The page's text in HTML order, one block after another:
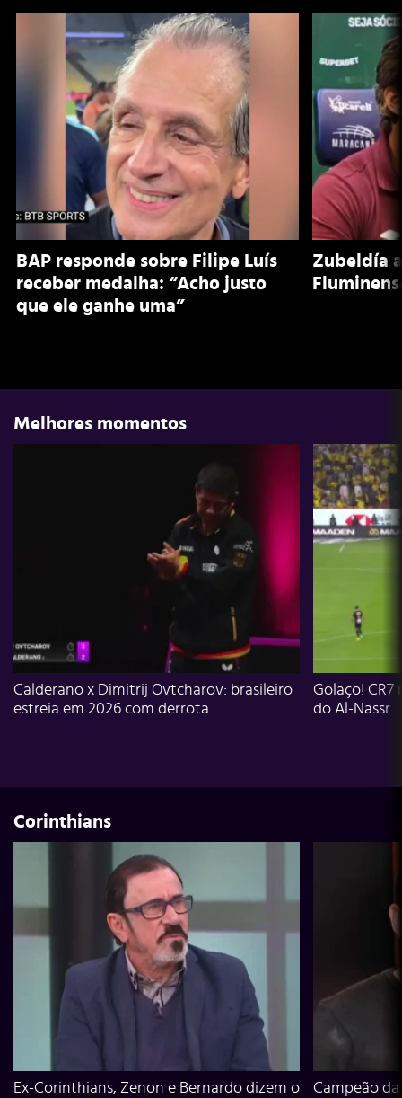
BAP responde sobre Filipe Luís
receber medalha: “Acho justo
que ele ganhe uma”
Zubeldía
Melhores momentos
Calderano x Dimitrij Ovtcharov: brasileiro
estreia em 2026 com derrota
Golaço!
do Al-Nassr
Corinthians
Ex-Corinthians, Zenon e Bernardo dizem o
Campeão